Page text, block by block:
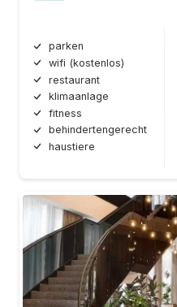
parken
wifi (kostenlos)
restaurant
klimaanlage
fitness
behindertengerecht
haustiere